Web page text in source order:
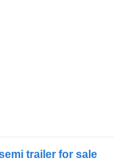
trailer for sale